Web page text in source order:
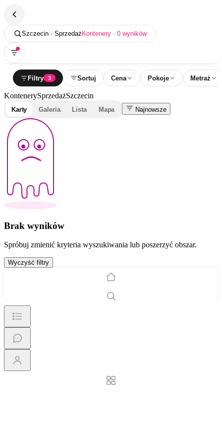
Szczecin · Sprzedaż Kontenery · 0 wyników
Filtry 3 Sortuj Cena Pokoje Metraż
KontenerySprzedażSzczecin
Karty Galeria Lista Mapa Najnowsze
Brak wyników
Spróbuj zmienić kryteria wyszukiwania lub poszerzyć obszar.
Wyczyść filtry